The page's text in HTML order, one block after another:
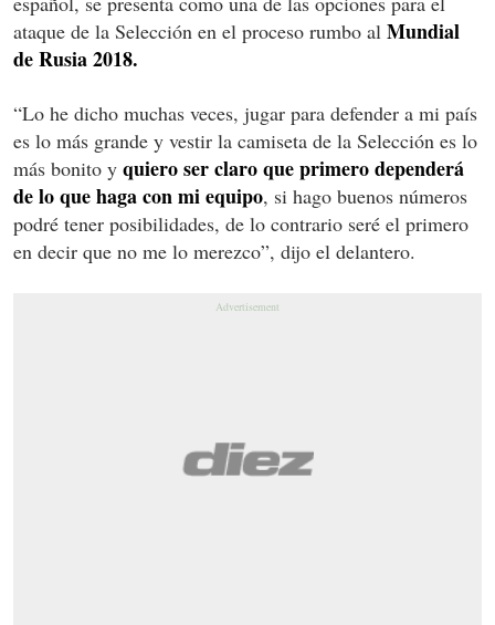
ataque de la Selección en el proceso rumbo al Mundial
de Rusia 2018.
“Lo he dicho muchas veces, jugar para defender a mi país
es lo más grande y vestir la camiseta de la Selección es lo
más bonito y quiero ser claro que primero dependerá
de lo que haga con mi equipo, si hago buenos números
podré tener posibilidades, de lo contrario seré el primero
en decir que no me lo merezco”, dijo el delantero.